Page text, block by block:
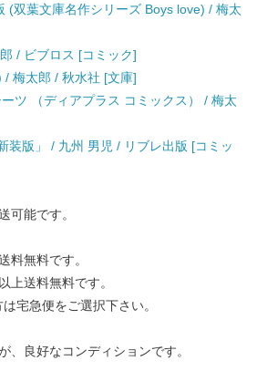
(双葉文庫名作シリーズ Boys love) / 梅太
/ ビブロス [コミック]
/ 梅太郎 / 秋水社 [文庫]
ツ （ディアプラス コミックス） / 梅太
装版」 / 九州 男児 / リブレ出版 [コミッ
可能です。
料無料です。
上送料無料です。
宅急便をご選択下さい。
、良好なコンディションです。